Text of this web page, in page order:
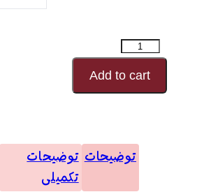
پارچه
موسلین
طرحدار
Add to cart
توضیحات توضیحات
تکمیلی